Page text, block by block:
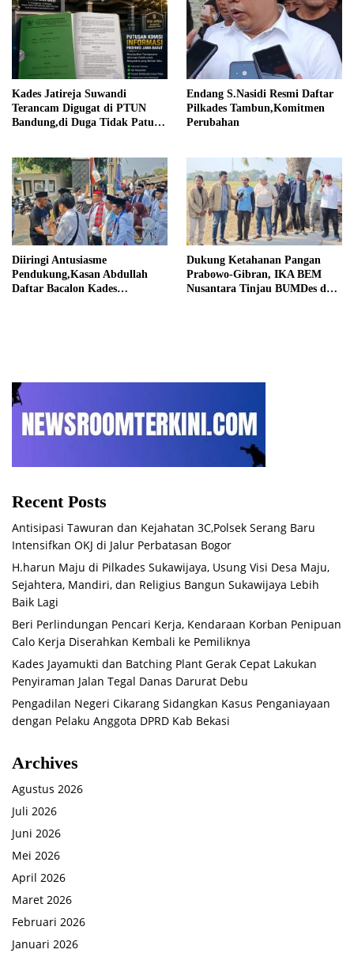
Kades Jatireja Suwandi
Terancam Digugat di PTUN
Bandung,di Duga Tidak Patuhi
Endang S.Nasidi Resmi Daftar
Pilkades Tambun,Komitmen
Perubahan
Diiringi Antusiasme
Pendukung,Kasan Abdullah
Daftar Bacalon Kades
Dukung Ketahanan Pangan
Prabowo-Gibran, IKA BEM
Nusantara Tinjau BUMDes dan
Recent Posts
Antisipasi Tawuran dan Kejahatan 3C,Polsek Serang Baru
Intensifkan OKJ di Jalur Perbatasan Bogor
H.harun Maju di Pilkades Sukawijaya, Usung Visi Desa Maju,
Sejahtera, Mandiri, dan Religius Bangun Sukawijaya Lebih
Baik Lagi
Beri Perlindungan Pencari Kerja, Kendaraan Korban Penipuan
Calo Kerja Diserahkan Kembali ke Pemiliknya
Kades Jayamukti dan Batching Plant Gerak Cepat Lakukan
Penyiraman Jalan Tegal Danas Darurat Debu
Pengadilan Negeri Cikarang Sidangkan Kasus Penganiayaan
dengan Pelaku Anggota DPRD Kab Bekasi
Archives
Agustus 2026
Juli 2026
Juni 2026
Mei 2026
April 2026
Maret 2026
Februari 2026
Januari 2026